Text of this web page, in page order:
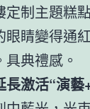
定制主題糕
眼睛變得通
典禮感。
長激活“演藝